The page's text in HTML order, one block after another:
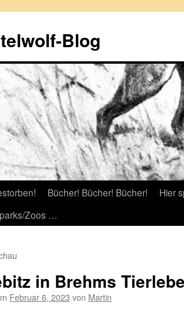
Blog
Bücher! Bücher! Bücher!
Hier
Zoos …
in Brehms
Februar 6, 2023 von Martin